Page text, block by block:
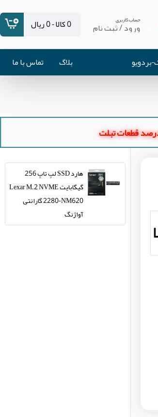
حساب کاربری
ورود / ثبت نام 0 کالا - 0 ریال
بلاگ تماس با ما
هارد SSD لپ تاپ 256
گیگابایت Lexar M.2 NVME
2280-NM620 گارانتی
آواژنگ